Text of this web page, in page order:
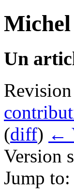
Un
(diff) ←
Version
Jump to: